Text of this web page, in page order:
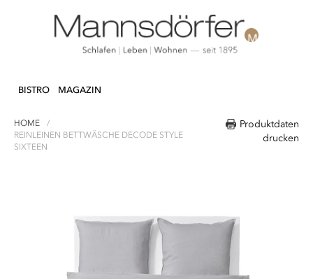
zum
BISTRO MAGAZIN
Produktdaten
drucken
HOME
REINLEINEN BETTWÄSCHE DECODE STYLE
SIXTEEN